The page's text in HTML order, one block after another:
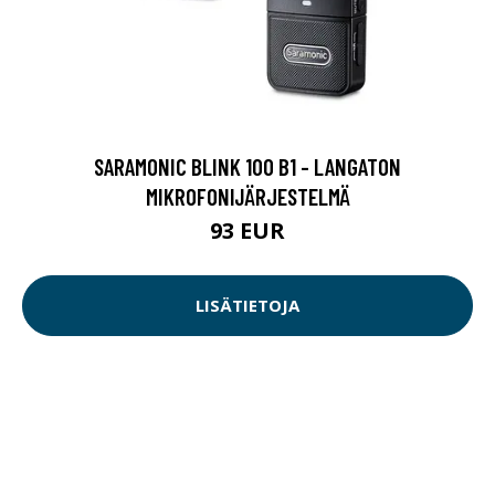
SARAMONIC BLINK 100 B1 - LANGATON
MIKROFONIJÄRJESTELMÄ
93 EUR
LISÄTIETOJA